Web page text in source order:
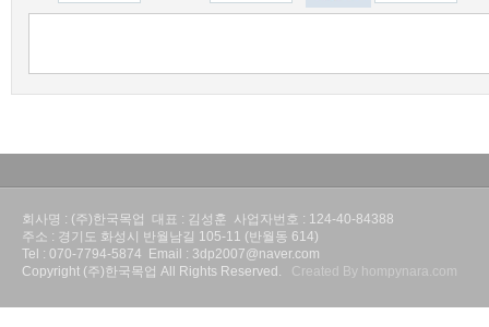
회사명 : (주)한국목업 대표 : 김성훈 사업자번호 : 124-40-84388
주소 : 경기도 화성시 반월남길 105-11 (반월동 614)
Tel : 070-7794-5874 Email : 3dp2007@naver.com
Copyright (주)한국목업 All Rights Reserved. Created By hompynara.com